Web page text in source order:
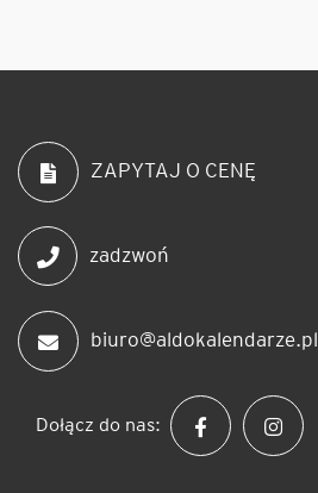
ZAPYTAJ O CENĘ
zadzwoń
biuro@aldokalendarze.pl
Dołącz do nas: